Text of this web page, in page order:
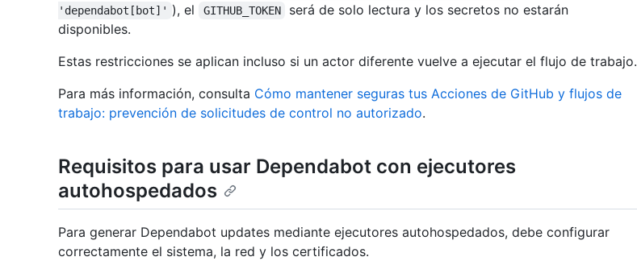
'dependabot[bot]' ), el GITHUB_TOKEN
será de solo lectura y los secretos no estarán
disponibles.
Estas restricciones se aplican incluso si un actor diferente vuelve a ejecutar el flujo de trabajo.
Para más información, consulta Cómo mantener seguras tus Acciones de GitHub y flujos de
trabajo: prevención de solicitudes de control no autorizado.
Requisitos para usar Dependabot con ejecutores
autohospedados
Para generar Dependabot updates mediante ejecutores autohospedados, debe configurar
correctamente el sistema, la red y los certificados.